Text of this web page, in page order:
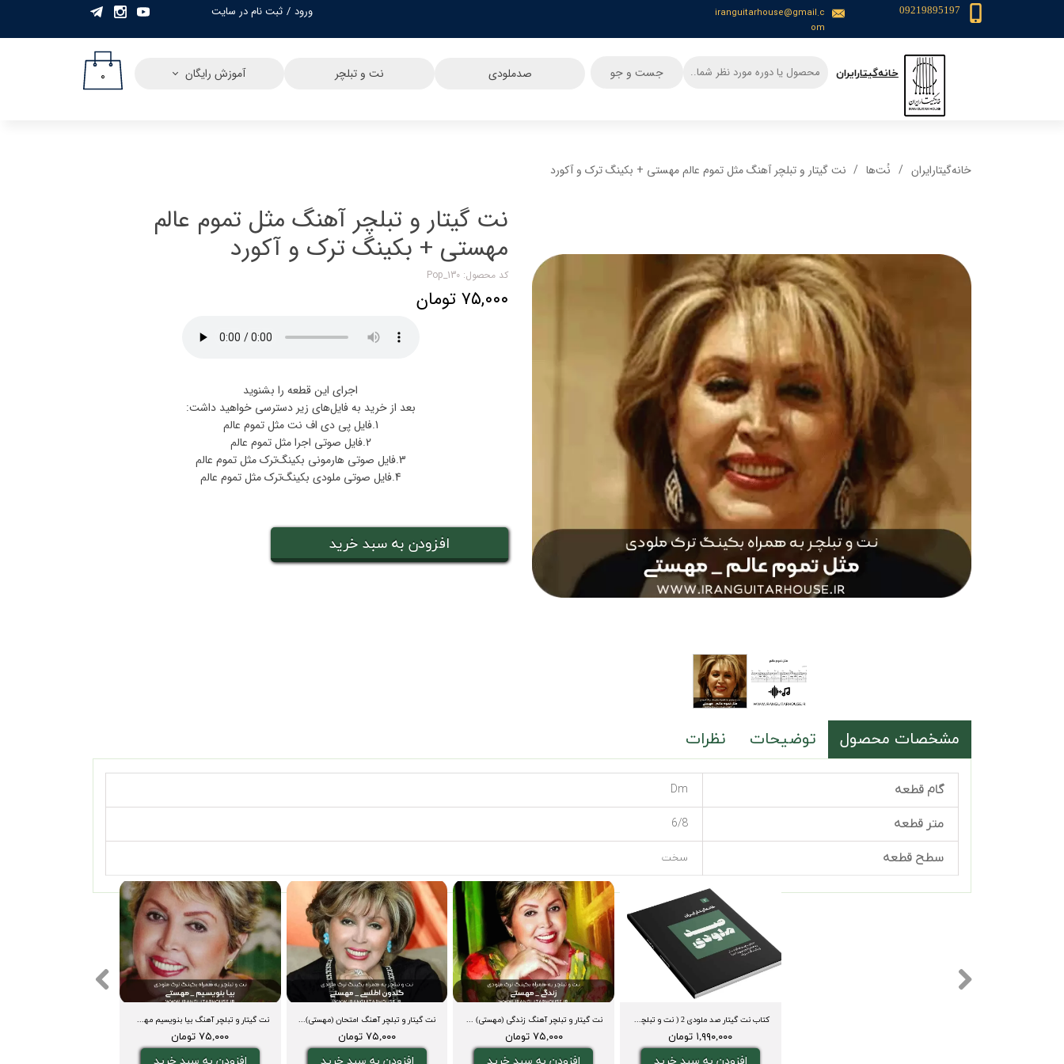
iranguitarhouse@gmail.c
om
ورود / ثبت نام در سایت
حساب کاربری من
09219895197
​خانه‌گیتار‌ایران صدملودی نت و تبلچر آموزش رایگان ۰ جست و جو
خانه‌گیتار‌ایران نُت‌ها نت گیتار و تبلچر آهنگ مثل تموم عالم مهستی + بکینگ ترک و آکورد
نت گیتار و تبلچر آهنگ مثل تموم عالم
مهستی + بکینگ ترک و آکورد
کد محصول: Pop_130
۷۵,۰۰۰ تومان
اجرای این قطعه را بشنوید
بعد از خرید به فایل‌های زیر دسترسی خواهید داشت:
1.فایل پی دی اف نت مثل تموم عالم
2.فایل صوتی اجرا مثل تموم عالم
3.فایل صوتی هارمونی بکینگ‌ترک مثل تموم عالم
4.فایل صوتی ملودی بکینگ‌ترک مثل تموم عالم
افزودن به سبد خرید
مشخصات محصول توضیحات نظرات
گام قطعه Dm
متر قطعه 6/8
سطح قطعه سخت
نت گیتار و تبلچر آهنگ بیا بنویسیم مهستی+ بکینگ ترک و آکورد
۷۵,۰۰۰ تومان
نت گیتار و تبلچر آهنگ امتحان (مهستی) + بکینگ ترک و آکورد
۷۵,۰۰۰ تومان
نت گیتار و تبلچر آهنگ زندگی (مهستی) + بکینگ ترک و آکورد
۷۵,۰۰۰ تومان
کتاب نت گیتار صد ملودی 2 ( نت و تبلچر، آکورد، ویدیوی اجرا و بکینگ ترک)
۱,۹۹۰,۰۰۰ تومان